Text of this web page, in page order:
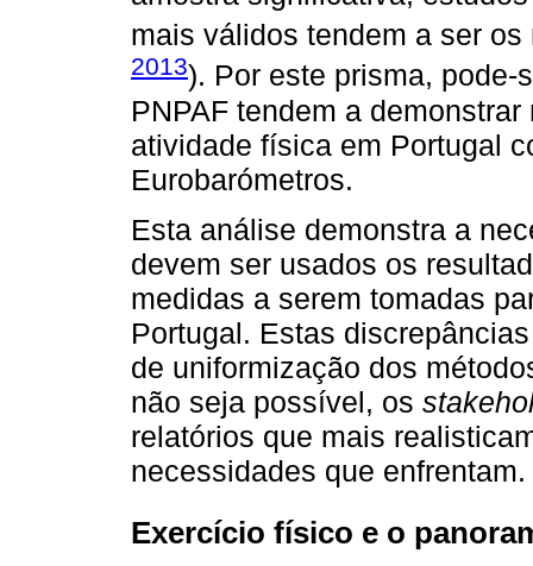
mais válidos tendem a ser os
2013). Por este prisma, pode-
PNPAF tendem a
atividade física em Portugal
Eurobarómetros.
Esta análise demonstra a
devem ser usados os
medidas a serem tomadas
Portugal. Estas
de uniformização dos
não seja possível, os
relatórios que mais
necessidades que enfrentam.
Exercício físico e o